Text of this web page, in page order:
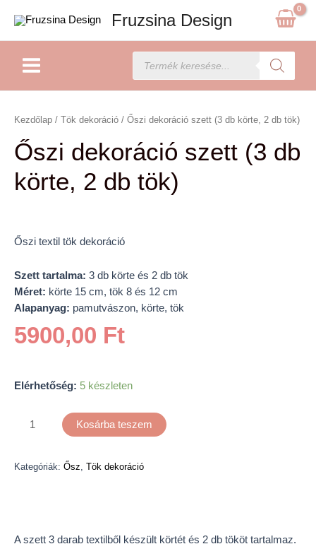
content
Fruzsina Design
Products
search
Kezdőlap / Tök dekoráció / Őszi dekoráció szett (3 db körte, 2 db tök)
Őszi dekoráció szett (3 db
körte, 2 db tök)
Őszi textil tök dekoráció
Szett tartalma: 3 db körte és 2 db tök
Méret: körte 15 cm, tök 8 és 12 cm
Alapanyag: pamutvászon, körte, tök
5900,00 Ft
Elérhetőség: 5 készleten
dekoráció
(3
db
körte,
mennyiség
Kosárba teszem
Kategóriák: Ősz, Tök dekoráció
A szett 3 darab textilből készült körtét és 2 db tököt tartalmaz.